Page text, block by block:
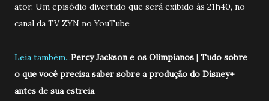
ator. Um episódio divertido que será exibido às 21h40, no
canal da TV ZYN no YouTube
Leia também...Percy Jackson e os Olimpianos | Tudo sobre
o que você precisa saber sobre a produção do Disney+
antes de sua estreia